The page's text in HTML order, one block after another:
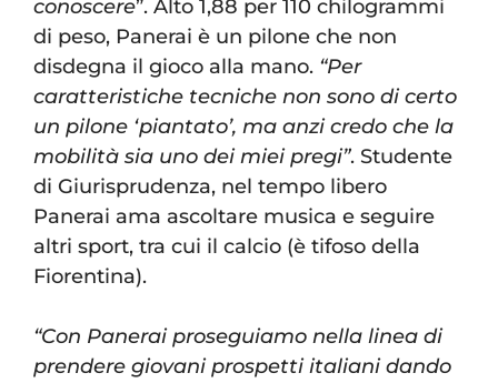
conoscere”. Alto 1,88 per 110 chilogrammi
di peso, Panerai è un pilone che non
disdegna il gioco alla mano. “Per
caratteristiche tecniche non sono di certo
un pilone ‘piantato’, ma anzi credo che la
mobilità sia uno dei miei pregi”. Studente
di Giurisprudenza, nel tempo libero
Panerai ama ascoltare musica e seguire
altri sport, tra cui il calcio (è tifoso della
Fiorentina).
“Con Panerai proseguiamo nella linea di
prendere giovani prospetti italiani dando